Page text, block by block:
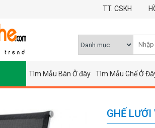
TT. CSKH
Tìm Mẫu Bàn Ở đây Tìm Mẫu Ghế Ở
GHẾ